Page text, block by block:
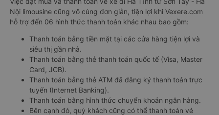
Nội limousine cũng vô cùng đơn giản, tiện lợi khi Vexere.com
hỗ trợ đến 06 hình thức thanh toán khác nhau bao gồm:
Thanh toán bằng tiền mặt tại các cửa hàng tiện lợi và
siêu thị gần nhà.
Thanh toán bằng thẻ thanh toán quốc tế (Visa, Master
Card, JCB).
Thanh toán bằng thẻ ATM đã đăng ký thanh toán trực
tuyến (Internet Banking).
Thanh toán bằng hình thức chuyển khoản ngân hàng.
Bên cạnh đó, quý khách cũng có thể thanh toán vé